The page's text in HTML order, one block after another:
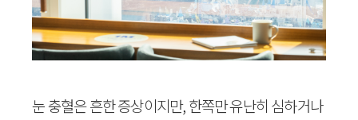
눈 충혈은 흔한 증상이지만, 한쪽만 유난히 심하거나